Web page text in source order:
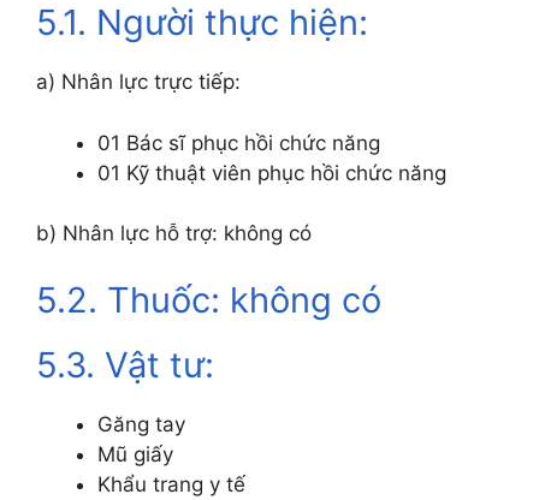
5.1. Người thực hiện:
a) Nhân lực trực tiếp:
01 Bác sĩ phục hồi chức năng
01 Kỹ thuật viên phục hồi chức năng
b) Nhân lực hỗ trợ: không có
5.2. Thuốc: không có
5.3. Vật tư:
Găng tay
Mũ giấy
Khẩu trang y tế